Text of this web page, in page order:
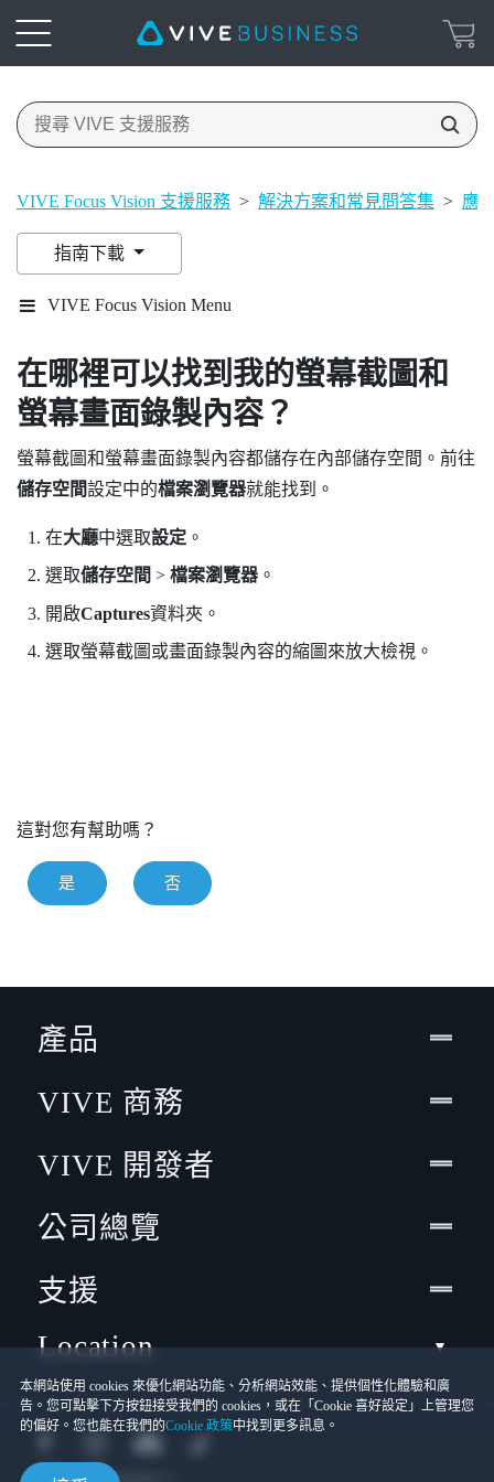
VIVE Focus Vision 支援服務 > 解決方案和常見問答集 > 應
指南下載
VIVE Focus Vision Menu
在哪裡可以找到我的螢幕截圖和
螢幕畫面錄製內容？
螢幕截圖和螢幕畫面錄製內容都儲存在內部儲存空間。前往
儲存空間設定中的檔案瀏覽器就能找到。
在大廳中選取設定。
選取儲存空間 > 檔案瀏覽器。
開啟Captures資料夾。
選取螢幕截圖或畫面錄製內容的縮圖來放大檢視。
這對您有幫助嗎？
是 否
本網站使用 cookies 來優化網站功能、分析網站效能、提供個性化體驗和廣
告。您可點擊下方按鈕接受我們的 cookies，或在「Cookie 喜好設定」上管理您
的偏好。您也能在我們的Cookie 政策中找到更多訊息。
產品
VIVE 商務
VIVE 開發者
公司總覽
支援
Location